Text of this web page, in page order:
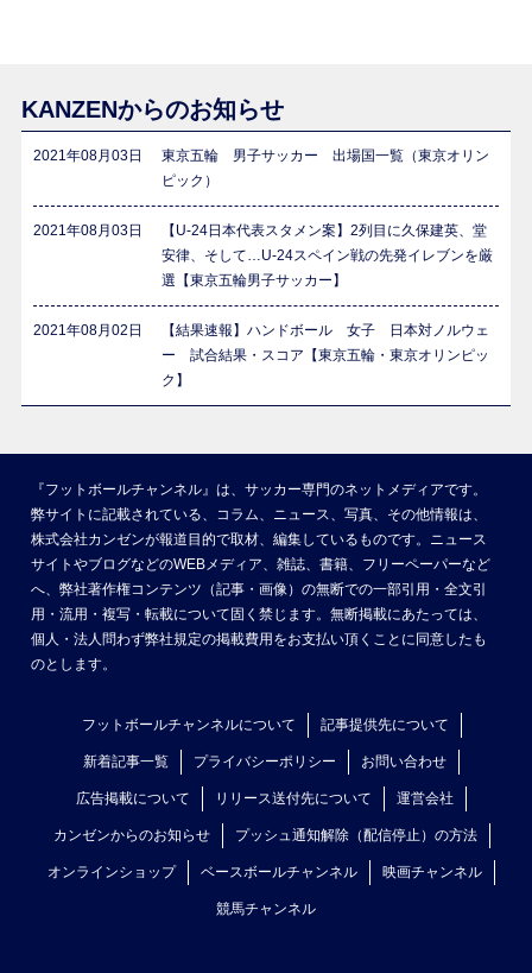
KANZENからのお知らせ
2021年08月03日
東京五輪 男子サッカー 出場国一覧（東京オリン
ピック）
2021年08月03日
【U-24日本代表スタメン案】2列目に久保建英、堂
安律、そして…U-24スペイン戦の先発イレブンを厳
選【東京五輪男子サッカー】
2021年08月02日
【結果速報】ハンドボール 女子 日本対ノルウェ
ー 試合結果・スコア【東京五輪・東京オリンピッ
ク】
『フットボールチャンネル』は、サッカー専門のネットメディアです。
弊サイトに記載されている、コラム、ニュース、写真、その他情報は、
株式会社カンゼンが報道目的で取材、編集しているものです。ニュース
サイトやブログなどのWEBメディア、雑誌、書籍、フリーペーパーなど
へ、弊社著作権コンテンツ（記事・画像）の無断での一部引用・全文引
用・流用・複写・転載について固く禁じます。無断掲載にあたっては、
個人・法人問わず弊社規定の掲載費用をお支払い頂くことに同意したも
のとします。
フットボールチャンネルについて 記事提供先について
新着記事一覧 プライバシーポリシー お問い合わせ
広告掲載について リリース送付先について 運営会社
カンゼンからのお知らせ プッシュ通知解除（配信停止）の方法
オンラインショップ ベースボールチャンネル 映画チャンネル
競馬チャンネル